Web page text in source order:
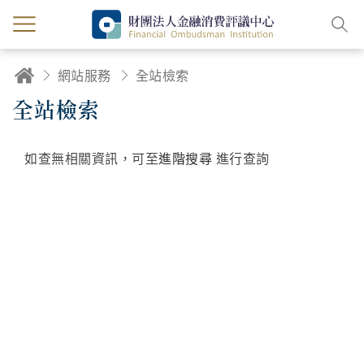
網站服務 全站檢索
全站檢索
如查無相關資訊，可至進階搜尋 進行查詢